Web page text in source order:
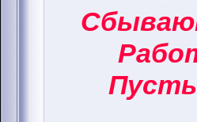
Пусть